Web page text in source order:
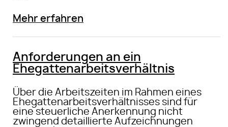
Mehr erfahren
Anforderungen an ein
Ehegattenarbeitsverhältnis
Über die Arbeitszeiten im Rahmen eines
Ehegattenarbeitsverhältnisses sind für
eine steuerliche Anerkennung nicht
zwingend detaillierte Aufzeichnungen